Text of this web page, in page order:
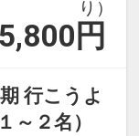
をはじ
あるメイ
ールがあ
プールエ
ン予約Ｔ
記条件と
り）
円
行こうよ
～２名）